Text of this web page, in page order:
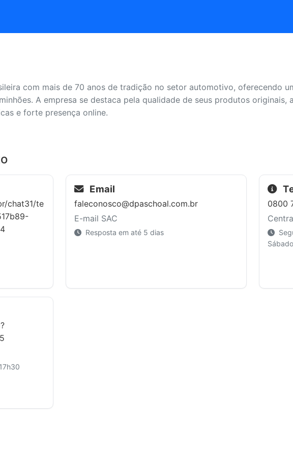
com mais de 70 anos de tradição no setor automotivo, oferecendo
A empresa se destaca pela qualidade de seus produtos originais,
e forte presença online.
chat31/te
Email
faleconosco@dpaschoal.com.br
E-mail SAC
Resposta em até 5 dias
0800